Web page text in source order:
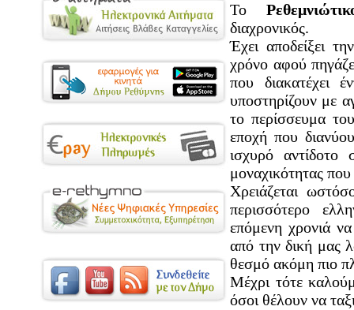
Το
διαχρονικός.
Έχει αποδείξει
χρόνο αφού
που διακατέχει
υποστηρίζουν με
το περίσσευμα
εποχή που
ισχυρό αντίδοτο
μοναχικότητας
Χρειάζεται
περισσότερο
επόμενη χρονιά
από την δική μας
θεσμό ακόμη πιο
Μέχρι τότε
όσοι θέλουν να